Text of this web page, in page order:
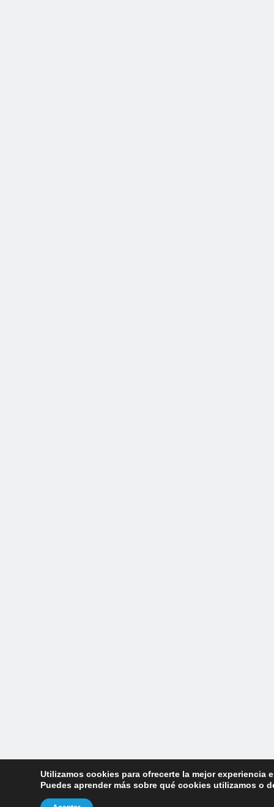
Utilizamos cookies para ofrecerte la mejor experiencia
Puedes aprender más sobre qué cookies utilizamos o